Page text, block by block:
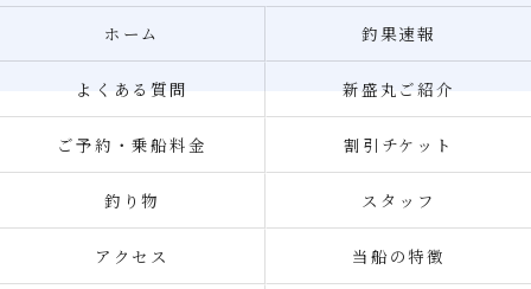
ホーム 釣果速報
よくある質問 新盛丸ご紹介
ご予約・乗船料金 割引チケット
釣り物 スタッフ
アクセス 当船の特徴